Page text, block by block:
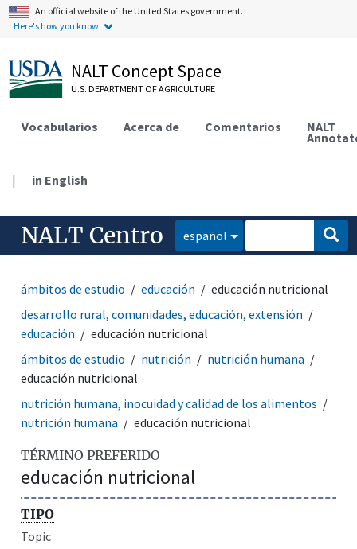
An official website of the United States government.
Here's how you know.
NALT Concept Space
U.S. DEPARTMENT OF AGRICULTURE
Vocabularios Acerca de Comentarios NALT
| in English
NALT Centro español
ámbitos de estudio educación
educación nutricional
desarrollo rural, comunidades, educación, extensión
educación
educación nutricional
ámbitos de estudio
nutrición
nutrición humana
educación nutricional
nutrición humana, inocuidad y calidad de los alimentos
nutrición humana
educación nutricional
TÉRMINO PREFERIDO
educación nutricional
TIPO
Topic